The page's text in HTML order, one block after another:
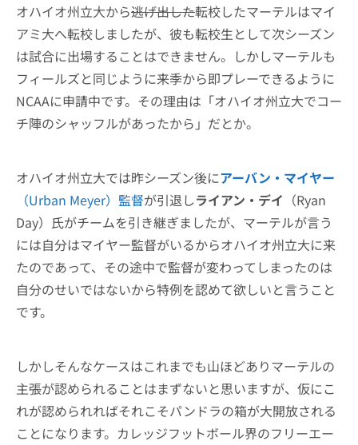
オハイオ州立大から逃げ出した転校したマーテルはマイ
アミ大へ転校しましたが、彼も転校生として次シーズン
は試合に出場することはできません。しかしマーテルも
フィールズと同じように来季から即プレーできるように
NCAAに申請中です。その理由は「オハイオ州立大でコー
チ陣のシャッフルがあったから」だとか。
オハイオ州立大では昨シーズン後にアーバン・マイヤー
（Urban Meyer）監督が引退しライアン・デイ （Ryan
Day）氏がチームを引き継ぎましたが、マーテルが言う
には自分はマイヤー監督がいるからオハイオ州立大に来
たのであって、その途中で監督が変わってしまったのは
自分のせいではないから特例を認めて欲しいと言うこと
です。
しかしそんなケースはこれまでも山ほどありマーテルの
主張が認められることはまずないと思いますが、仮にこ
れが認められればそれこそパンドラの箱が大開放される
ことになります。カレッジフットボール界のフリーエー